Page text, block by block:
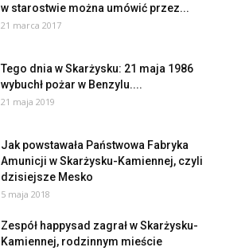
w starostwie można umówić przez...
21 marca 2017
Tego dnia w Skarżysku: 21 maja 1986
wybuchł pożar w Benzylu....
21 maja 2019
Jak powstawała Państwowa Fabryka
Amunicji w Skarżysku-Kamiennej, czyli
dzisiejsze Mesko
5 maja 2018
Zespół happysad zagrał w Skarżysku-
Kamiennej, rodzinnym mieście